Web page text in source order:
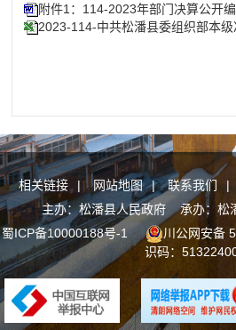
附件1：114-2023年部门决算公开
2023-114-中共松潘县委组织部本
相关链接 | 网站地图 | 联系我们 |
主办：松潘县人民政府 承办：松
蜀ICP备10000188号-1
川公网安备
识码：